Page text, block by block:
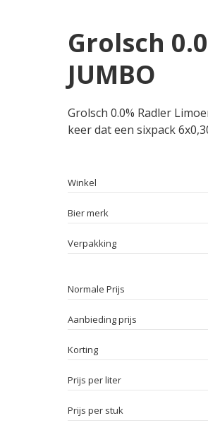
Grolsch
JUMBO
Grolsch 0.0% Radler
keer dat een sixpack
Winkel
Bier merk
Verpakking
Normale Prijs
Aanbieding prijs
Korting
Prijs per liter
Prijs per stuk